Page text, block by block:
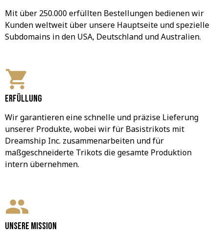
Mit über 250.000 erfüllten Bestellungen bedienen wir
Kunden weltweit über unsere Hauptseite und spezielle
Subdomains in den USA, Deutschland und Australien.
Erfüllung
Wir garantieren eine schnelle und präzise Lieferung
unserer Produkte, wobei wir für Basistrikots mit
Dreamship Inc. zusammenarbeiten und für
maßgeschneiderte Trikots die gesamte Produktion
intern übernehmen.
Unsere Mission